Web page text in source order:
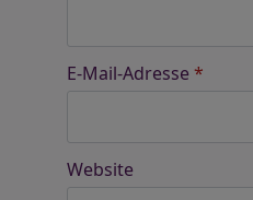
E-Mail-Adresse *
Website